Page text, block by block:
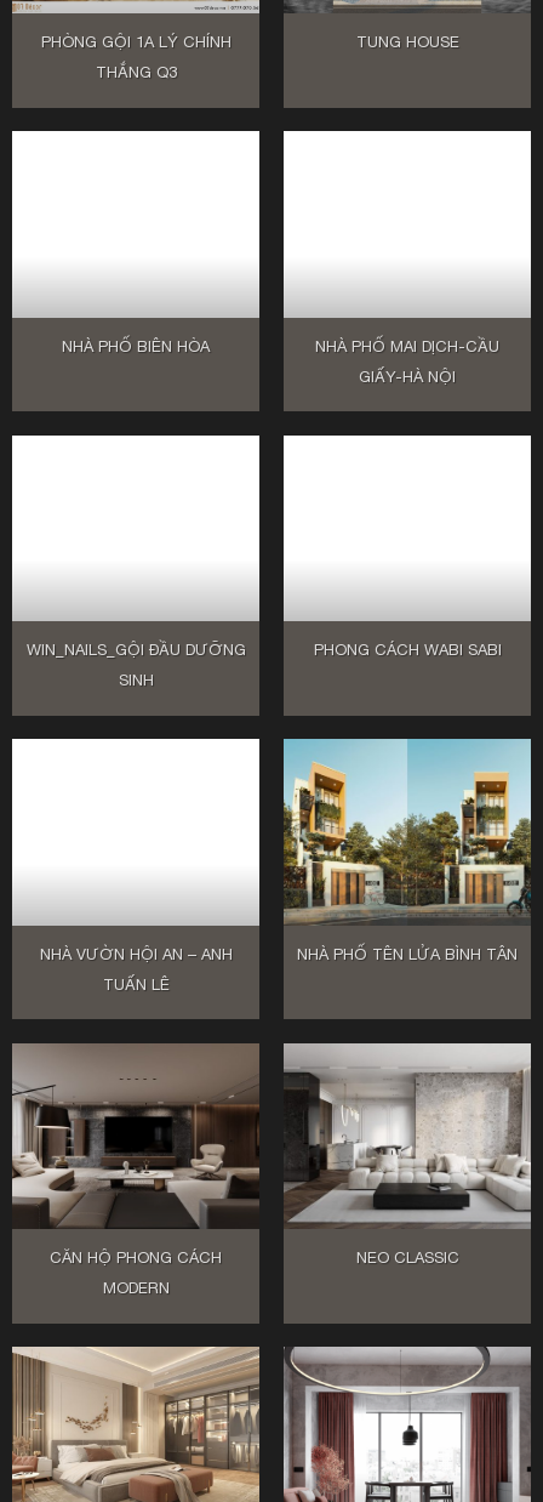
PHÒNG GỘI 1A LÝ CHÍNH
THẮNG Q3
TUNG HOUSE
NHÀ PHỐ BIÊN HÒA
NHÀ PHỐ MAI DỊCH-CẦU
GIẤY-HÀ NỘI
WIN_NAILS_GỘI ĐẦU DƯỠNG
SINH
PHONG CÁCH WABI SABI
NHÀ VƯỜN HỘI AN – ANH
TUẤN LÊ
NHÀ PHỐ TÊN LỬA BÌNH TÂN
CĂN HỘ PHONG CÁCH
MODERN
NEO CLASSIC